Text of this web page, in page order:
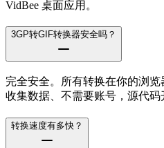
VidBee 桌面应用。
3GP转GIF转换器安全吗？
完全安全。所有转换在你的浏
收集数据、不需要账号，源代码
转换速度有多快？